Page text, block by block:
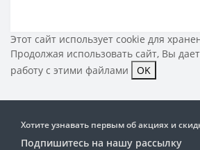
Этот сайт использует cookie для
Продолжая использовать сайт, Вы
работу с этими файлами
OK
Хотите узнавать первым об акциях и
Подпишитесь на нашу рассылку